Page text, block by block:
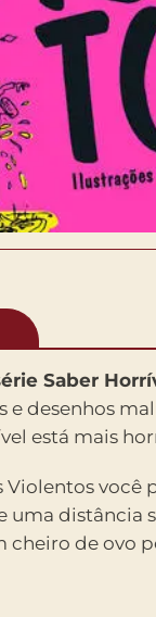
Saber
e desenhos
está mais
Violentos você
uma distância
cheiro de ovo